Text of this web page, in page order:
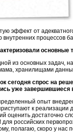
эффект от
внутренних процессов
основные
из основных задач,
хранилищами
сегодня спрос на
уже завершившиеся
опыт
к
оценить достаточно
для российских
полагаю, скоро у нас